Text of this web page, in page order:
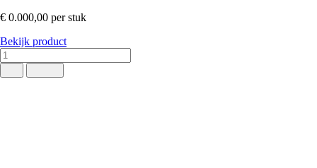
€ 0.000,00 per stuk
Bekijk product